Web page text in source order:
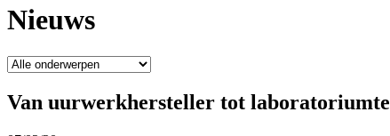
Nieuws
Van uurwerkhersteller tot